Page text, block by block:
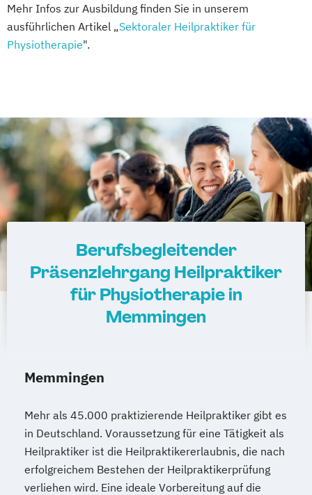
Mehr Infos zur Ausbildung finden Sie in unserem
ausführlichen Artikel „Sektoraler Heilpraktiker für
Physiotherapie".
Berufsbegleitender
Präsenzlehrgang Heilpraktiker
für Physiotherapie in
Memmingen
Memmingen
Mehr als 45.000 praktizierende Heilpraktiker gibt es
in Deutschland. Voraussetzung für eine Tätigkeit als
Heilpraktiker ist die Heilpraktikererlaubnis, die nach
erfolgreichem Bestehen der Heilpraktikerprüfung
verliehen wird. Eine ideale Vorbereitung auf die